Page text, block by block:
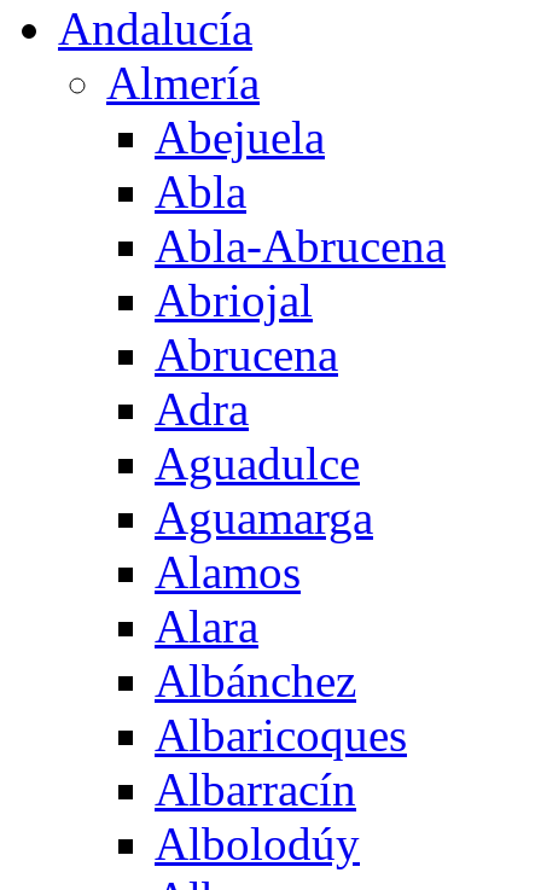
Andalucía
Almería
Abejuela
Abla
Abla-Abrucena
Abriojal
Abrucena
Adra
Aguadulce
Aguamarga
Alamos
Alara
Albánchez
Albaricoques
Albarracín
Albolodúy